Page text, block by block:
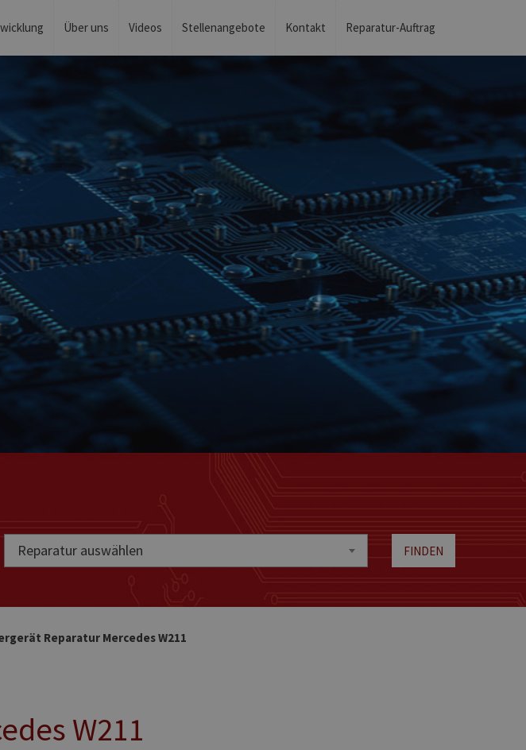
Über uns Videos Stellenangebote Kontakt Reparatur-Auftrag
Reparatur auswählen FINDEN
Reparatur Mercedes W211
W211